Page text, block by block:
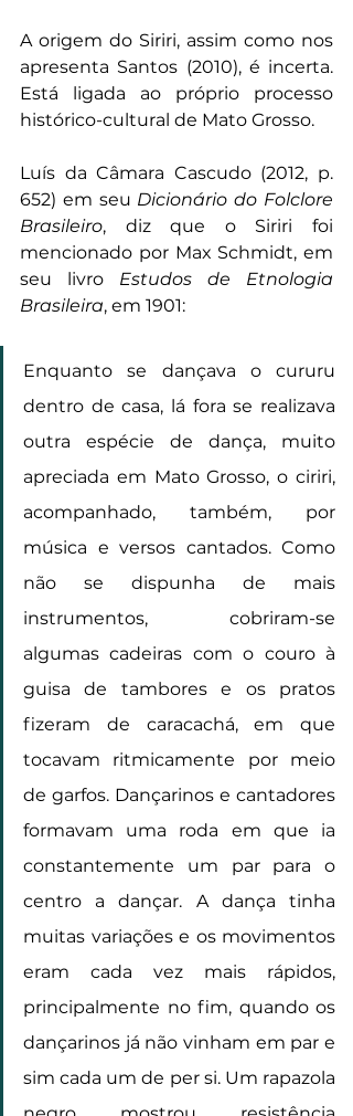
A origem do Siriri, assim como nos
apresenta Santos (2010), é incerta.
Está ligada ao próprio processo
histórico-cultural de Mato Grosso.
Luís da Câmara Cascudo (2012, p.
652) em seu Dicionário do Folclore
Brasileiro, diz que o Siriri foi
mencionado por Max Schmidt, em
seu livro Estudos de Etnologia
Brasileira, em 1901:
Enquanto se dançava o cururu
dentro de casa, lá fora se realizava
outra espécie de dança, muito
apreciada em Mato Grosso, o ciriri,
acompanhado, também, por
música e versos cantados. Como
não se dispunha de mais
instrumentos, cobriram-se
algumas cadeiras com o couro à
guisa de tambores e os pratos
fizeram de caracachá, em que
tocavam ritmicamente por meio
de garfos. Dançarinos e cantadores
formavam uma roda em que ia
constantemente um par para o
centro a dançar. A dança tinha
muitas variações e os movimentos
eram cada vez mais rápidos,
principalmente no fim, quando os
dançarinos já não vinham em par e
sim cada um de per si. Um rapazola